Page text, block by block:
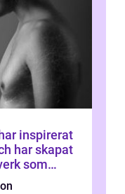
inspirerat
har skapat
som